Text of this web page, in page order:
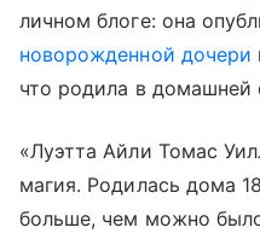
личном блоге: она
новорожденной дочери
что родила в домашней
«Луэтта Айли Томас
магия. Родилась дома
больше, чем можно